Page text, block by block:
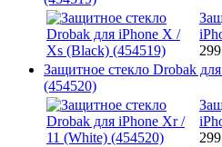
Защитное стекло Drobak
(454520)